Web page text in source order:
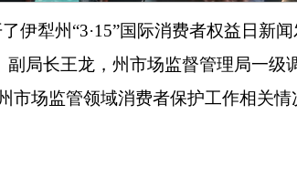
伊犁州 “3·15”国际消费者权益日新
局长王龙，州市场监督管理局一级
场监管领域消费者保护工作相关情